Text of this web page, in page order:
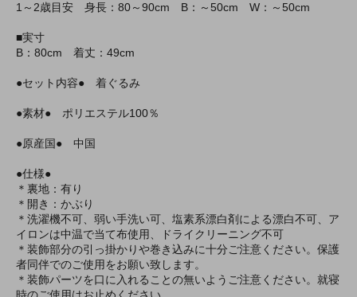
1～2歳目安 身長：80～90cm B：～50cm W：～50cm
■実寸
B：80cm 着丈：49cm
●セット内容● 着ぐるみ
●素材● ポリエステル100％
●原産国● 中国
●仕様●
＊裏地：有り
＊開き：かぶり
＊洗濯機不可、弱い手洗い可、塩素系漂白剤による漂白不可、ア
イロンは中温で当て布使用、ドライクリーニング不可
＊装飾部分の引っ掛かりや巻き込みに十分ご注意ください。保護
者同伴でのご使用をお願い致します。
＊装飾パーツを口に入れることの無いようご注意ください。就寝